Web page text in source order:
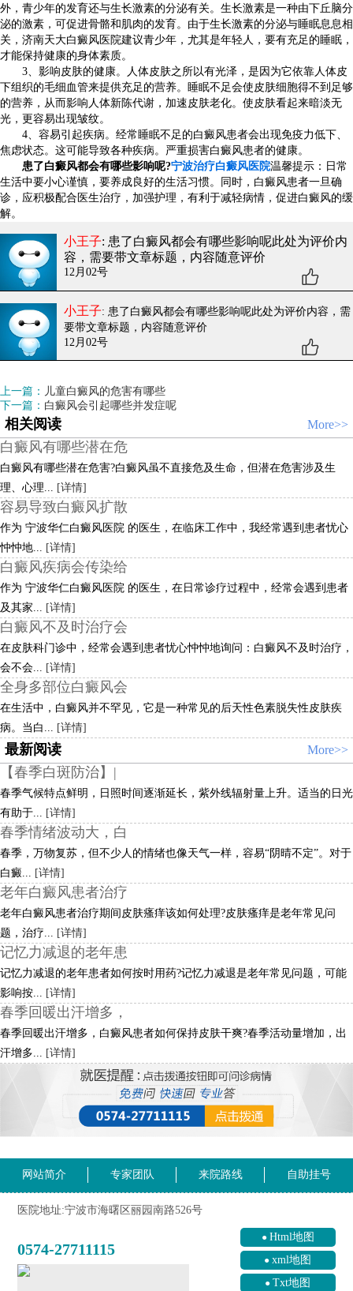
外，青少年的发育还与生长激素的分泌有关。生长激素是一种由下丘脑分
泌的激素，可促进骨骼和肌肉的发育。由于生长激素的分泌与睡眠息息相
关，济南天大白癜风医院建议青少年，尤其是年轻人，要有充足的睡眠，
才能保持健康的身体素质。
3、影响皮肤的健康。人体皮肤之所以有光泽，是因为它依靠人体皮
下组织的毛细血管来提供充足的营养。睡眠不足会使皮肤细胞得不到足够
的营养，从而影响人体新陈代谢，加速皮肤老化。使皮肤看起来暗淡无
光，更容易出现皱纹。
4、容易引起疾病。经常睡眠不足的白癜风患者会出现免疫力低下、
焦虑状态。这可能导致各种疾病。严重损害白癜风患者的健康。
患了白癜风都会有哪些影响呢?宁波治疗白癜风医院温馨提示：日常
生活中要小心谨慎，要养成良好的生活习惯。同时，白癜风患者一旦确
诊，应积极配合医生治疗，加强护理，有利于减轻病情，促进白癜风的缓
解。
小王子: 患了白癜风都会有哪些影响呢此处为评价内
容，需要带文章标题，内容随意评价
12月02号
小王子: 患了白癜风都会有哪些影响呢此处为评价内容，需
要带文章标题，内容随意评价
12月02号
上一篇： 儿童白癜风的危害有哪些
下一篇： 白癜风会引起哪些并发症呢
相关阅读 More>>
白癜风有哪些潜在危
白癜风有哪些潜在危害?白癜风虽不直接危及生命，但潜在危害涉及生
理、心理...
[详情]
容易导致白癜风扩散
作为 宁波华仁白癜风医院 的医生，在临床工作中，我经常遇到患者忧心
忡忡地...
[详情]
白癜风疾病会传染给
作为 宁波华仁白癜风医院 的医生，在日常诊疗过程中，经常会遇到患者
及其家...
[详情]
白癜风不及时治疗会
在皮肤科门诊中，经常会遇到患者忧心忡忡地询问：白癜风不及时治疗，
会不会...
[详情]
全身多部位白癜风会
在生活中，白癜风并不罕见，它是一种常见的后天性色素脱失性皮肤疾
病。当白...
[详情]
最新阅读 More>>
【春季白斑防治】|
春季气候特点鲜明，日照时间逐渐延长，紫外线辐射量上升。适当的日光
有助于... [详情]
春季情绪波动大，白
春季，万物复苏，但不少人的情绪也像天气一样，容易“阴晴不定”。对于
白癜... [详情]
老年白癜风患者治疗
老年白癜风患者治疗期间皮肤瘙痒该如何处理?皮肤瘙痒是老年常见问
题，治疗... [详情]
记忆力减退的老年患
记忆力减退的老年患者如何按时用药?记忆力减退是老年常见问题，可能
影响按... [详情]
春季回暖出汗增多，
春季回暖出汗增多，白癜风患者如何保持皮肤干爽?春季活动量增加，出
汗增多... [详情]
网站简介 专家团队 来院路线 自助挂号
医院地址:宁波市海曙区丽园南路526号
0574-27711115
Html地图
xml地图
Txt地图